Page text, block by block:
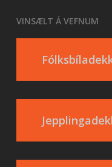
VINSÆLT Á VEFNUM